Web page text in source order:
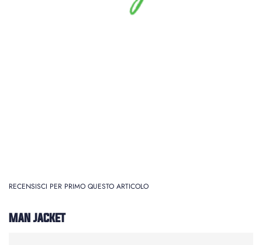
RECENSISCI PER PRIMO QUESTO ARTICOLO
MAN JACKET